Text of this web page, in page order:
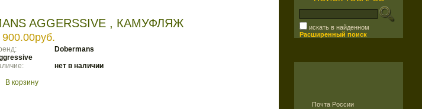
искать в найденном
Расширенный поиск
Почта России
AGGERSSIVE , КАМУФЛЯЖ
900.00руб.
Dobermans
нет в наличии
В корзину